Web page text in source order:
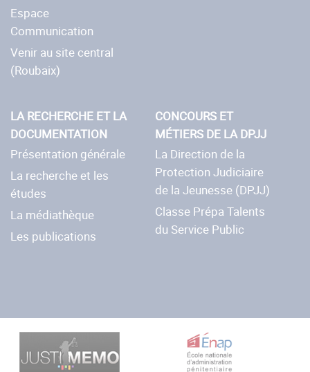
Espace
Communication
Venir au site central
(Roubaix)
LA RECHERCHE ET LA
DOCUMENTATION
Présentation générale
La recherche et les
études
La médiathèque
Les publications
CONCOURS ET
MÉTIERS DE LA DPJJ
La Direction de la
Protection Judiciaire
de la Jeunesse (DPJJ)
Classe Prépa Talents
du Service Public